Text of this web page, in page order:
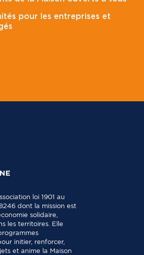
pour les entreprises et
loi 1901 au
dont la mission est
solidaire,
les territoires. Elle
initier, renforcer,
et anime la Maison